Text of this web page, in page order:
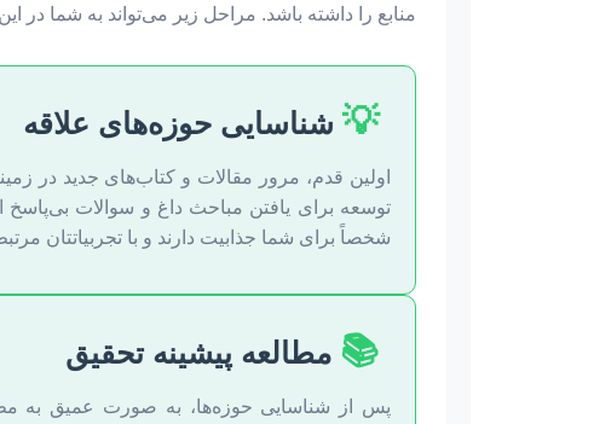
منابع را داشته باشد. مراحل زیر می‌تواند به شما در
💡 شناسایی حوزه‌های علاقه
اولین قدم، مرور مقالات و کتاب‌های جدید در
توسعه برای یافتن مباحث داغ و سوالات
شخصاً برای شما جذابیت دارند و با تجربیاتتان
📚 مطالعه پیشینه تحقیق
پس از شناسایی حوزه‌ها، به صورت عمیق به